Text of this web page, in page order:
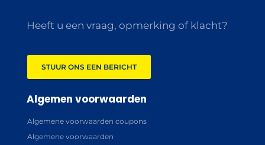
Heeft u een vraag, opmerking of klacht?
STUUR ONS EEN BERICHT
Algemen voorwaarden
Algemene voorwaarden coupons
Algemene voorwaarden